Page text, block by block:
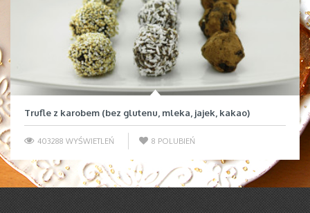
Trufle z karobem (bez glutenu, mleka, jajek, kakao)
403288 WYŚWIETLEŃ 8 POLUBIEŃ